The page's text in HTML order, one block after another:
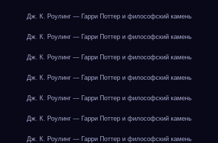
Дж. К. Роулинг — Гарри Поттер и философский камень
Дж. К. Роулинг — Гарри Поттер и философский камень
Дж. К. Роулинг — Гарри Поттер и философский камень
Дж. К. Роулинг — Гарри Поттер и философский камень
Дж. К. Роулинг — Гарри Поттер и философский камень
Дж. К. Роулинг — Гарри Поттер и философский камень
Дж. К. Роулинг — Гарри Поттер и философский камень